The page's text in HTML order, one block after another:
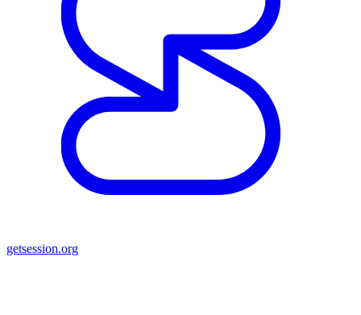
getsession.org